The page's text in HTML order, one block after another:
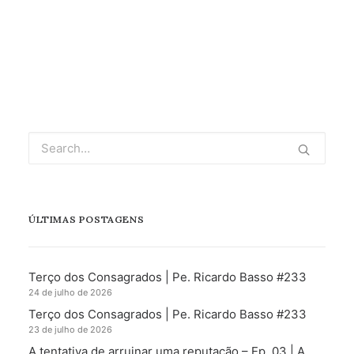
ÚLTIMAS POSTAGENS
Terço dos Consagrados | Pe. Ricardo Basso #233
24 de julho de 2026
Terço dos Consagrados | Pe. Ricardo Basso #233
23 de julho de 2026